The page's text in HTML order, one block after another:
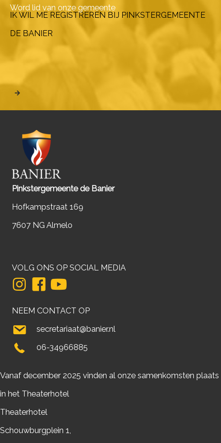
Word lid van onze gemeente
IK WIL ME REGISTREREN BIJ PINKSTERGEMEENTE
DE BANIER
Pinkstergemeente de Banier
Hofkampstraat 169
7607 NG Almelo
VOLG ONS OP SOCIAL MEDIA
NEEM CONTACT OP
secretariaat@banier.nl
06-34966885
Vanaf december 2025 vinden al onze samenkomsten plaats
in het Theaterhotel
Theaterhotel
Schouwburgplein 1,